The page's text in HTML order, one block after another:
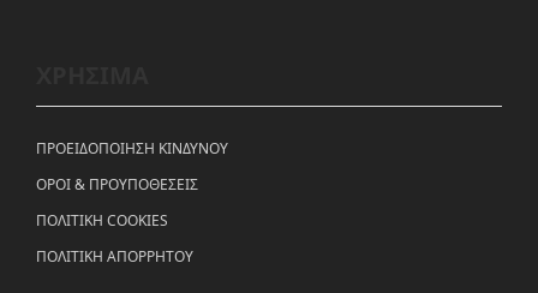
ΠΡΟΕΙΔΟΠΟΙΗΣΗ ΚΙΝΔΥΝΟΥ
ΟΡΟΙ & ΠΡΟΥΠΟΘΕΣΕΙΣ
ΠΟΛΙΤΙΚΗ COOKIES
ΠΟΛΙΤΙΚΗ ΑΠΟΡΡΗΤΟΥ